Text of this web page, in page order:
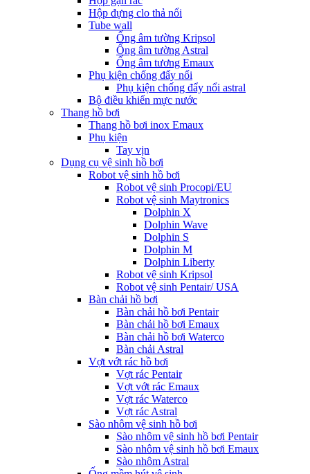
Hộp đựng clo thả nổi
Tube wall
Ống âm tường Kripsol
Ống âm tường Astral
Ống âm tương Emaux
Phụ kiện chống đẩy nổi
Phụ kiện chống đẩy nổi astral
Bộ điều khiển mực nước
Thang hồ bơi
Thang hồ bơi inox Emaux
Phụ kiện
Tay vịn
Dụng cụ vệ sinh hồ bơi
Robot vệ sinh hồ bơi
Robot vệ sinh Procopi/EU
Robot vệ sinh Maytronics
Dolphin X
Dolphin Wave
Dolphin S
Dolphin M
Dolphin Liberty
Robot vệ sinh Kripsol
Robot vệ sinh Pentair/ USA
Bàn chải hồ bơi
Bàn chải hồ bơi Pentair
Bàn chải hồ bơi Emaux
Bàn chải hồ bơi Waterco
Bàn chải Astral
Vợt vớt rác hồ bơi
Vợt rác Pentair
Vợt vớt rác Emaux
Vợt rác Waterco
Vợt rác Astral
Sào nhôm vệ sinh hồ bơi
Sào nhôm vệ sinh hồ bơi Pentair
Sào nhôm vệ sinh hồ bơi Emaux
Sào nhôm Astral